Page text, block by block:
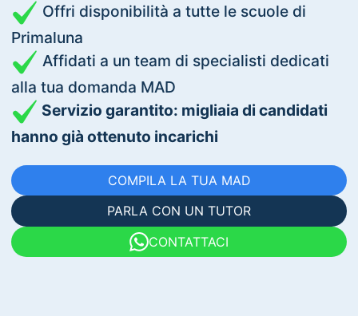
Offri disponibilità a tutte le scuole di
Primaluna
Affidati a un team di specialisti dedicati
alla tua domanda MAD
Servizio garantito: migliaia di candidati
hanno già ottenuto incarichi
COMPILA LA TUA MAD
PARLA CON UN TUTOR
CONTATTACI